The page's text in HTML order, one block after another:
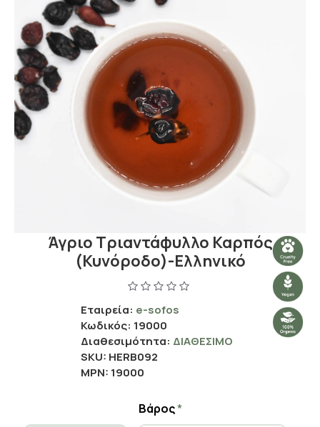
Άγριο Τριαντάφυλλο Καρπός
(Κυνόροδο)-Ελληνικό
Εταιρεία: e-sofos
Κωδικός: 19000
Διαθεσιμότητα: ΔΙΑΘΈΣΙΜΟ
SKU: HERB092
MPN: 19000
Βάρος